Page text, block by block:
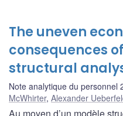
The uneven
consequences of
structural
Note analytique du personnel
McWhirter, Alexander